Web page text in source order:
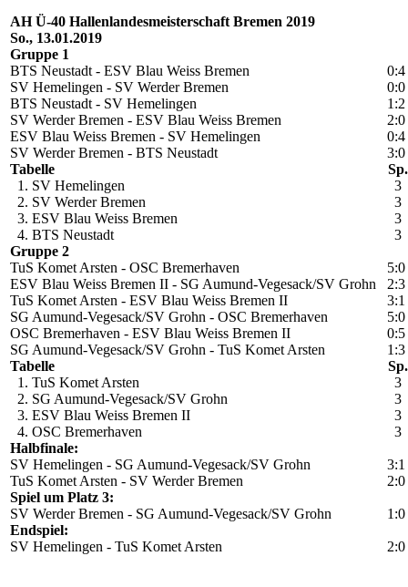
AH Ü-40 Hallenlandesmeisterschaft Bremen 2019
So., 13.01.2019
Gruppe 1
BTS Neustadt - ESV Blau Weiss Bremen
0:4
SV Hemelingen - SV Werder Bremen
0:0
BTS Neustadt - SV Hemelingen
1:2
SV Werder Bremen - ESV Blau Weiss Bremen
2:0
ESV Blau Weiss Bremen - SV Hemelingen
0:4
SV Werder Bremen - BTS Neustadt
3:0
Tabelle
Sp.
1. SV Hemelingen
3
2. SV Werder Bremen
3
3. ESV Blau Weiss Bremen
3
4. BTS Neustadt
3
Gruppe 2
TuS Komet Arsten - OSC Bremerhaven
5:0
ESV Blau Weiss Bremen II - SG Aumund-Vegesack/SV Grohn
2:3
TuS Komet Arsten - ESV Blau Weiss Bremen II
3:1
SG Aumund-Vegesack/SV Grohn - OSC Bremerhaven
5:0
OSC Bremerhaven - ESV Blau Weiss Bremen II
0:5
SG Aumund-Vegesack/SV Grohn - TuS Komet Arsten
1:3
Tabelle
Sp.
1. TuS Komet Arsten
3
2. SG Aumund-Vegesack/SV Grohn
3
3. ESV Blau Weiss Bremen II
3
4. OSC Bremerhaven
3
Halbfinale:
SV Hemelingen - SG Aumund-Vegesack/SV Grohn
3:1
TuS Komet Arsten - SV Werder Bremen
2:0
Spiel um Platz 3:
SV Werder Bremen - SG Aumund-Vegesack/SV Grohn
1:0
Endspiel:
SV Hemelingen - TuS Komet Arsten
2:0